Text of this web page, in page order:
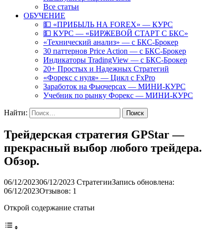
Все статьи
ОБУЧЕНИЕ
💵 «ПРИБЫЛЬ НА FOREX» — КУРС
💵 КУРС — «БИРЖЕВОЙ СТАРТ С БКС»
«Технический анализ» — с БКС-Брокер
30 паттернов Price Action — с БКС-Брокер
Индикаторы TradingView — с БКС-Брокер
20+ Простых и Надежных Стратегий
«Форекс с нуля» — Цикл с FxPro
Заработок на Фьючерсах — МИНИ-КУРС
Учебник по рынку Форекс — МИНИ-КУРС
Найти:
Трейдерская стратегия GPStar —
прекрасный выбор любого трейдера.
Обзор.
06/12/202306/12/2023 СтратегииЗапись обновлена:
06/12/2023Отзывов: 1
Открой содержание статьи